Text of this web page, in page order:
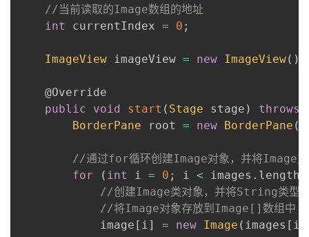
//当前读取的Image数组的地址
int
currentIndex = 0 ;
ImageView imageView = new ImageView( )
@Override
public
void start ( Stage stage ) throws
BorderPane root = new BorderPane (
//通过for循环创建Image对象，并将Image
for
( int i = 0 ; i < images . length
//创建Image类对象，并将String类型
//将Image对象存放到Image[]数组中
            image
[ i] = new Image ( images [ i